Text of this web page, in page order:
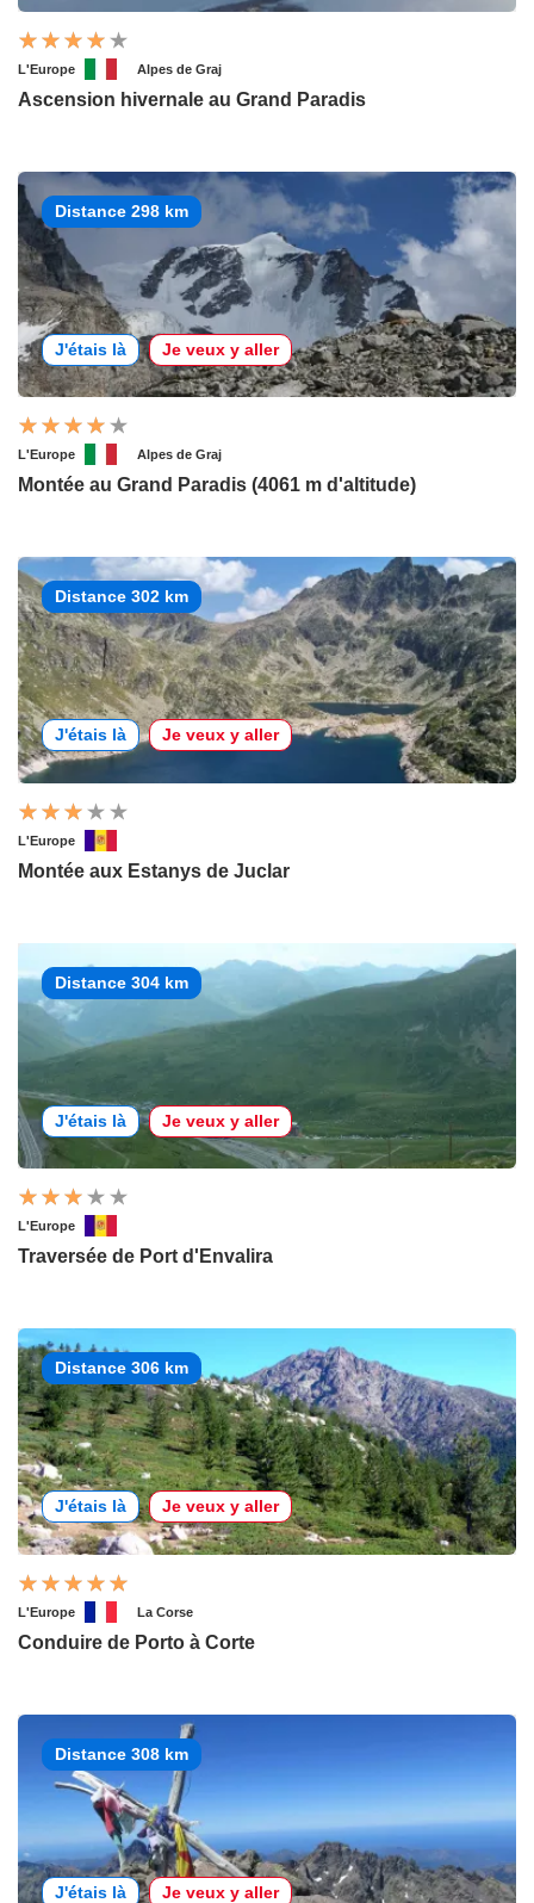
L'Europe Alpes de Graj
Ascension hivernale au Grand Paradis
Distance 298 km
J'étais là Je veux y aller
L'Europe Alpes de Graj
Montée au Grand Paradis (4061 m d'altitude)
Distance 302 km
J'étais là Je veux y aller
L'Europe
Montée aux Estanys de Juclar
Distance 304 km
J'étais là Je veux y aller
L'Europe
Traversée de Port d'Envalira
Distance 306 km
J'étais là Je veux y aller
L'Europe La Corse
Conduire de Porto à Corte
Distance 308 km
J'étais là Je veux y aller